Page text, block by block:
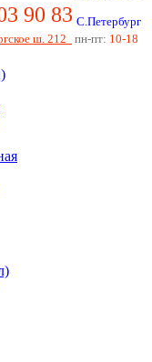
90 83 С.Петербург
ш. 212
пн-пт: 10-18